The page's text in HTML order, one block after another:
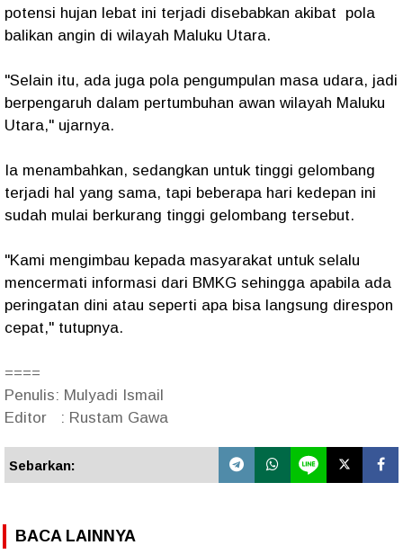
potensi hujan lebat ini terjadi disebabkan akibat pola
balikan angin di wilayah Maluku Utara.
"Selain itu, ada juga pola pengumpulan masa udara, jadi
berpengaruh dalam pertumbuhan awan wilayah Maluku
Utara," ujarnya.
Ia menambahkan, sedangkan untuk tinggi gelombang
terjadi hal yang sama, tapi beberapa hari kedepan ini
sudah mulai berkurang tinggi gelombang tersebut.
"Kami mengimbau kepada masyarakat untuk selalu
mencermati informasi dari BMKG sehingga apabila ada
peringatan dini atau seperti apa bisa langsung direspon
cepat," tutupnya.
====
Penulis: Mulyadi Ismail
Editor : Rustam Gawa
Sebarkan:
BACA LAINNYA